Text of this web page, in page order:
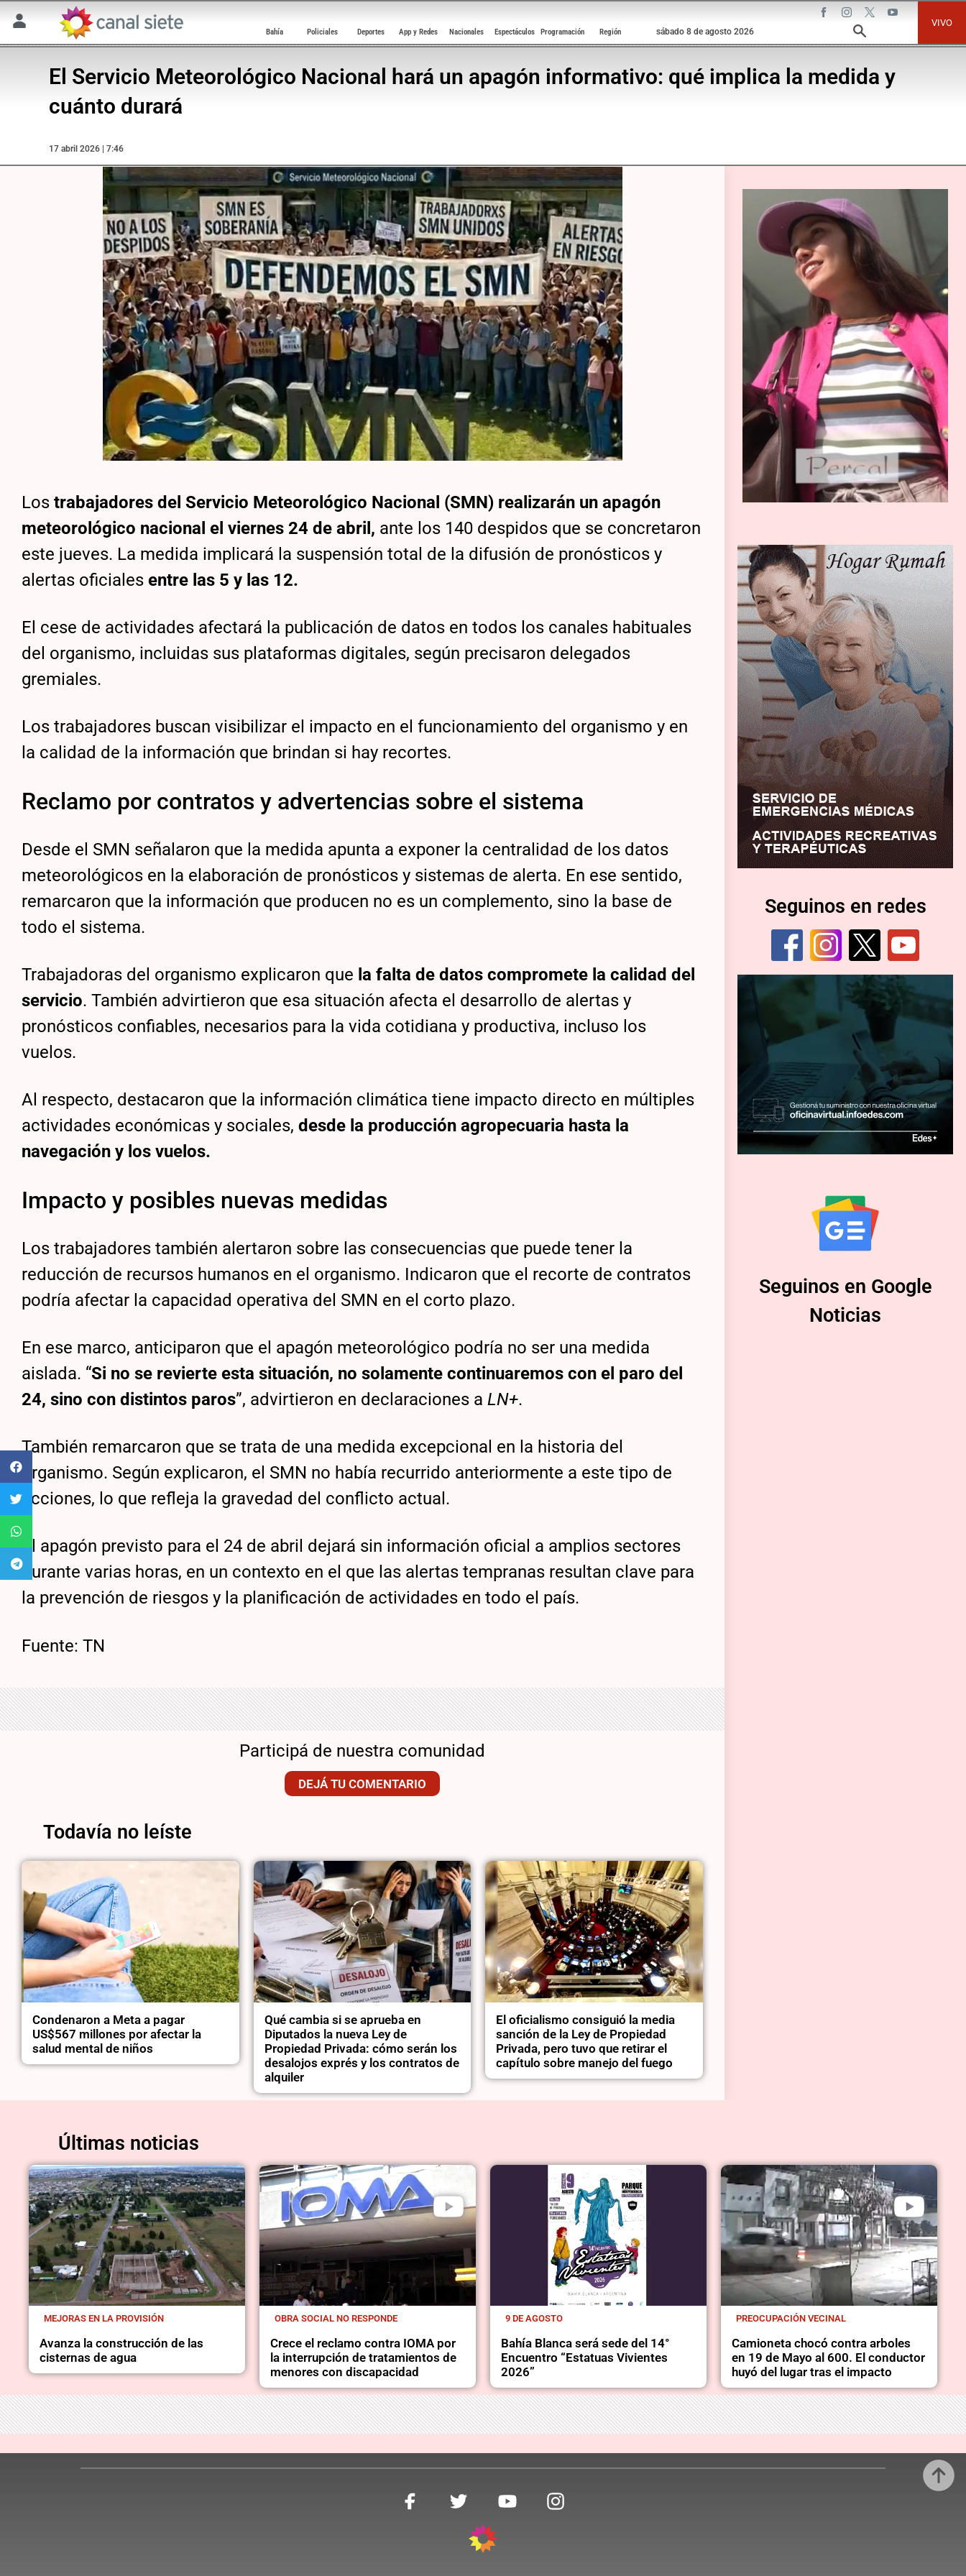
Bahía Policiales Deportes App y Redes Nacionales Espectáculos Programación Región sábado 8 de agosto 2026
VIVO
El Servicio Meteorológico Nacional hará un apagón informativo: qué implica la medida y
cuánto durará
17 abril 2026 | 7:46
Lostrabajadores del Servicio Meteorológico Nacional (SMN) realizarán un apagón
meteorológico nacional el viernes 24 de abril, ante los 140 despidos que se concretaron
este jueves. La medida implicará la suspensión total de la difusión de pronósticos y
alertas oficialesentre las 5 y las 12.
El cese de actividades afectará la publicación de datos en todos los canales habituales
del organismo, incluidas sus plataformas digitales, según precisaron delegados
gremiales.
Los trabajadores buscan visibilizar el impacto en el funcionamiento del organismo y en
la calidad de la información que brindan si hay recortes.
Reclamo por contratos y advertencias sobre el sistema
Desde el SMN señalaron que la medida apunta a exponer la centralidad de los datos
meteorológicos en la elaboración de pronósticos y sistemas de alerta. En ese sentido,
remarcaron que la información que producen no es un complemento, sino la base de
todo el sistema.
Trabajadoras del organismo explicaron que la falta de datos compromete la calidad del
servicio. También advirtieron que esa situación afecta el desarrollo de alertas y
pronósticos confiables, necesarios para la vida cotidiana y productiva, incluso los
vuelos.
Al respecto, destacaron que la información climática tiene impacto directo en múltiples
actividades económicas y sociales,desde la producción agropecuaria hasta la
navegación y los vuelos.
Impacto y posibles nuevas medidas
Los trabajadores también alertaron sobre las consecuencias que puede tener la
reducción de recursos humanos en el organismo. Indicaron que el recorte de contratos
podría afectar la capacidad operativa del SMN en el corto plazo.
En ese marco, anticiparon que el apagón meteorológico podría no ser una medida
aislada. “Si no se revierte esta situación, no solamente continuaremos con el paro del
24, sino con distintos paros”, advirtieron en declaraciones aLN+.
También remarcaron que se trata de una medida excepcional en la historia del
organismo. Según explicaron, el SMN no había recurrido anteriormente a este tipo de
acciones, lo que refleja la gravedad del conflicto actual.
El apagón previsto para el 24 de abril dejará sin información oficial a amplios sectores
durante varias horas, en un contexto en el que las alertas tempranas resultan clave para
la prevención de riesgos y la planificación de actividades en todo el país.
Fuente: TN
Participá de nuestra comunidad
DEJÁ TU COMENTARIO
Todavía no leíste
Condenaron a Meta a pagar
US$567 millones por afectar la
salud mental de niños
Qué cambia si se aprueba en
Diputados la nueva Ley de
Propiedad Privada: cómo serán los
desalojos exprés y los contratos de
alquiler
El oficialismo consiguió la media
sanción de la Ley de Propiedad
Privada, pero tuvo que retirar el
capítulo sobre manejo del fuego
Seguinos en redes
Seguinos en Google
Noticias
Últimas noticias
MEJORAS EN LA PROVISIÓN
Avanza la construcción de las
cisternas de agua
OBRA SOCIAL NO RESPONDE
Crece el reclamo contra IOMA por
la interrupción de tratamientos de
menores con discapacidad
9 DE AGOSTO
Bahía Blanca será sede del 14°
Encuentro “Estatuas Vivientes
2026”
PREOCUPACIÓN VECINAL
Camioneta chocó contra arboles
en 19 de Mayo al 600. El conductor
huyó del lugar tras el impacto